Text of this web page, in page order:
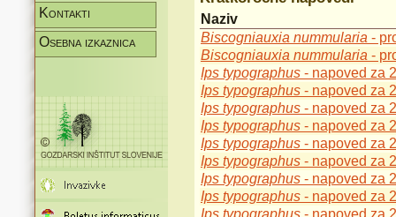
Kontakti
Osebna izkaznica
Naziv
Biscogniauxia nummularia -
Biscogniauxia nummularia -
Ips typographus - napoved za
Ips typographus - napoved za
Ips typographus - napoved za
Ips typographus - napoved za
Ips typographus - napoved za
Ips typographus - napoved za
Ips typographus - napoved za
Ips typographus - napoved za
Ips typographus - napoved za